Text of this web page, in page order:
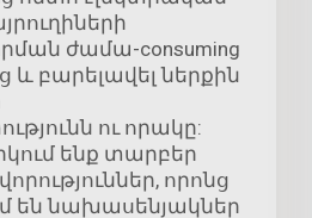
ժամա-consuming
բարելավել ներքին
ու որակը:
ենք տարբեր
որոնց
են նախասենյակներ